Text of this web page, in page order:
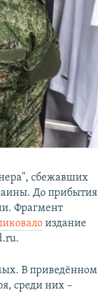
сбежавших
До прибытия
Фрагмент
издание
В приведённом
среди них –